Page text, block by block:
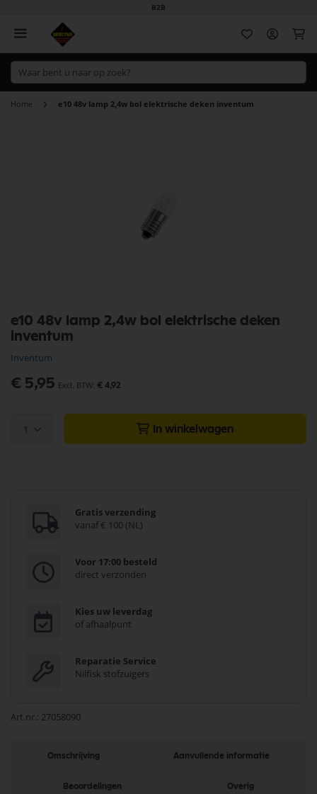
B2B
Home e10 48v lamp 2,4w bol elektrische deken inventum
e10 48v lamp 2,4w bol elektrische deken
inventum
Inventum
€ 5,95 € 4,92
1 In winkelwagen
Gratis verzending
vanaf € 100 (NL)
Voor 17:00 besteld
direct verzonden
Kies uw leverdag
of afhaalpunt
Reparatie Service
Nilfisk stofzuigers
Art.nr. 27058090
naar
het
van
de
afbeeldingen-
Omschrijving Aanvullende informatie
Beoordelingen Overig